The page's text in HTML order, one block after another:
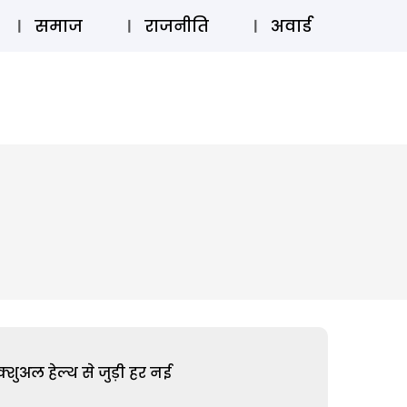
लॉग इन ⚲ SUBSCRIBE
समाज राजनीति अवार्ड
हेल्थ से जुड़ी हर नई